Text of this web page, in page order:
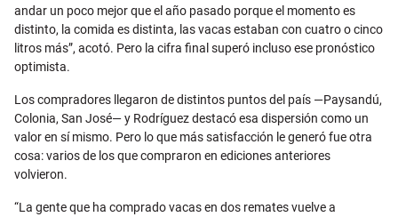
andar un poco mejor que el año pasado porque el momento es
distinto, la comida es distinta, las vacas estaban con cuatro o cinco
litros más”, acotó. Pero la cifra final superó incluso ese pronóstico
optimista.
Los compradores llegaron de distintos puntos del país —Paysandú,
Colonia, San José— y Rodríguez destacó esa dispersión como un
valor en sí mismo. Pero lo que más satisfacción le generó fue otra
cosa: varios de los que compraron en ediciones anteriores
volvieron.
“La gente que ha comprado vacas en dos remates vuelve a